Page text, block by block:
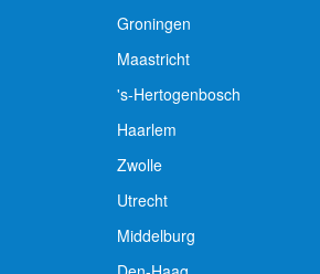
Groningen
Maastricht
's-Hertogenbosch
Haarlem
Zwolle
Utrecht
Middelburg